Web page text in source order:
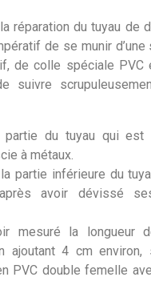
réparation du tuyau de
de se munir d’une
de colle spéciale PVC
suivre
partie du tuyau qui est
à métaux.
la partie inférieure du
avoir dévissé
mesuré la longueur
ajoutant 4 cm environ,
PVC double femelle